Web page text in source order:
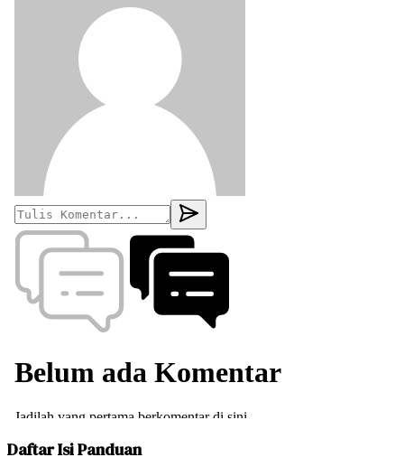
Daftar Isi Panduan